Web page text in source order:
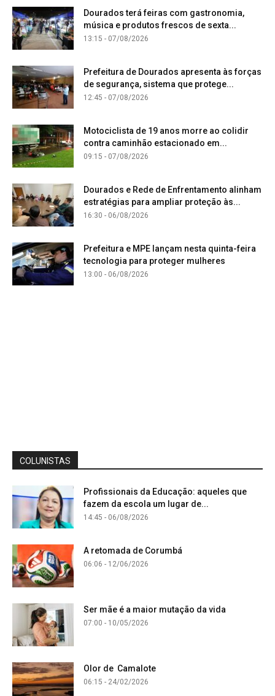
Dourados terá feiras com gastronomia,
música e produtos frescos de sexta...
13:15 - 07/08/2026
Prefeitura de Dourados apresenta às forças
de segurança, sistema que protege...
12:45 - 07/08/2026
Motociclista de 19 anos morre ao colidir
contra caminhão estacionado em...
09:15 - 07/08/2026
Dourados e Rede de Enfrentamento alinham
estratégias para ampliar proteção às...
16:30 - 06/08/2026
Prefeitura e MPE lançam nesta quinta-feira
tecnologia para proteger mulheres
13:00 - 06/08/2026
COLUNISTAS
Profissionais da Educação: aqueles que
fazem da escola um lugar de...
14:45 - 06/08/2026
A retomada de Corumbá
06:06 - 12/06/2026
Ser mãe é a maior mutação da vida
07:00 - 10/05/2026
Olor de Camalote
06:15 - 24/02/2026